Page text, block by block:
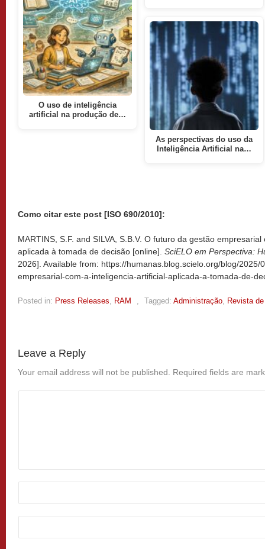
O uso de inteligência
artificial na produção de…
As perspectivas do uso da
Inteligência Artificial na…
Como citar este post [ISO 690/2010]:
MARTINS, S.F. and SILVA, S.B.V. O futuro da gestão
aplicada à tomada de decisão [online]. SciELO em Perspectiva:
2026]. Available from: https://humanas.blog.scielo.org/blog/
empresarial-com-a-inteligencia-artificial-aplicada-a-tomada-de-
Posted in: Press Releases RAM Tagged: Administração Revista
Leave a Reply
Your email address will not be published. Required fields are